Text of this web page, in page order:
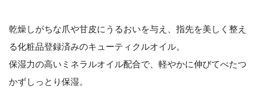
乾燥しがちな爪や甘皮にうるおいを与え、指先を美しく整え
る化粧品登録済みのキューティクルオイル。
保湿力の高いミネラルオイル配合で、軽やかに伸びてべたつ
かずしっとり保湿。